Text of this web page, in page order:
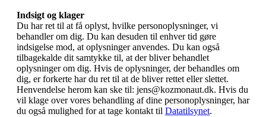
Indsigt og klager
Du har ret til at få oplyst, hvilke personoplysninger, vi
behandler om dig. Du kan desuden til enhver tid gøre
indsigelse mod, at oplysninger anvendes. Du kan også
tilbagekalde dit samtykke til, at der bliver behandlet
oplysninger om dig. Hvis de oplysninger, der behandles om
dig, er forkerte har du ret til at de bliver rettet eller slettet.
Henvendelse herom kan ske til: jens@kozmonaut.dk. Hvis du
vil klage over vores behandling af dine personoplysninger, har
du også mulighed for at tage kontakt til Datatilsynet.